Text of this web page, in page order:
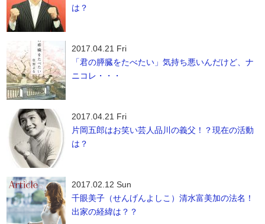
は？
2017.04.21 Fri
「君の膵臓をたべたい」気持ち悪いんだけど、ナ
ニコレ・・・
2017.04.21 Fri
片岡五郎はお笑い芸人品川の義父！？現在の活動
は？
2017.02.12 Sun
千眼美子（せんげんよしこ）清水富美加の法名！
出家の経緯は？？